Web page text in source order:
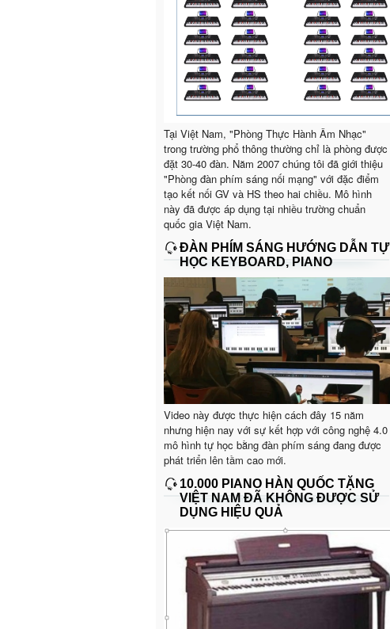
Tại Việt Nam, "Phòng Thực Hành Âm Nhạc"
trong trường phổ thông thường chỉ là phòng được
đặt 30-40 đàn. Năm 2007 chúng tôi đã giới thiệu
"Phòng đàn phím sáng nối mạng" với đặc điểm
tạo kết nối GV và HS theo hai chiều. Mô hình
này đã được áp dụng tại nhiều trường chuẩn
quốc gia Việt Nam.
ĐÀN PHÍM SÁNG HƯỚNG DẪN TỰ
HỌC KEYBOARD, PIANO
Video này được thực hiện cách đây 15 năm
nhưng hiện nay với sự kết hợp với công nghệ 4.0
mô hình tự học bằng đàn phím sáng đang được
phát triển lên tầm cao mới.
10.000 PIANO HÀN QUỐC TẶNG
VIỆT NAM ĐÃ KHÔNG ĐƯỢC SỬ
DỤNG HIỆU QUẢ